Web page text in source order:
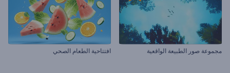
مجموعة صور الطبيعة الواقعية افتتاحية الطعام الصحي